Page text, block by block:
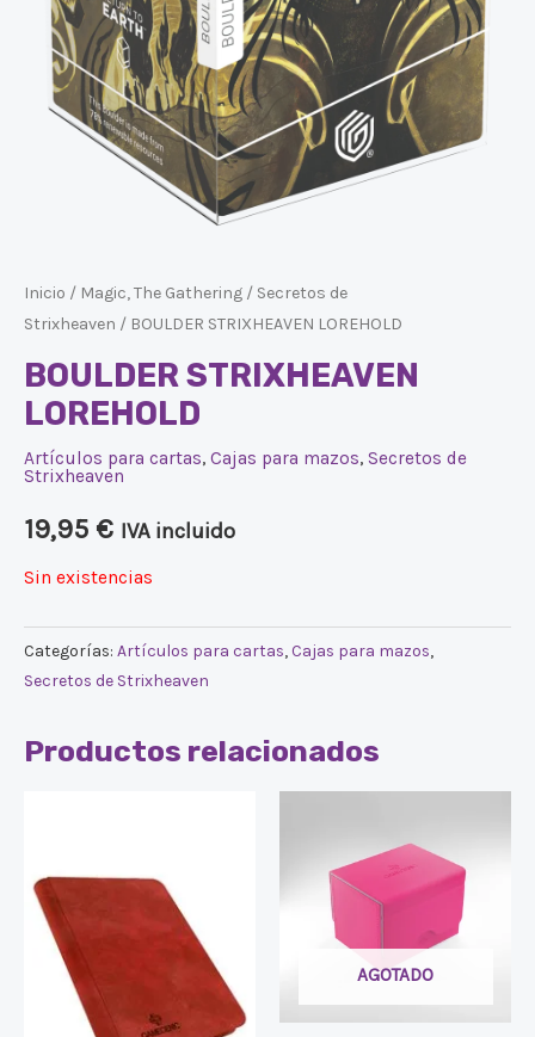
Inicio / Magic, The Gathering / Secretos de
Strixheaven / BOULDER STRIXHEAVEN LOREHOLD
BOULDER STRIXHEAVEN
LOREHOLD
Artículos para cartas, Cajas para mazos, Secretos de
Strixheaven
19,95 € IVA incluido
Sin existencias
Categorías: Artículos para cartas, Cajas para mazos,
Secretos de Strixheaven
Productos relacionados
AGOTADO